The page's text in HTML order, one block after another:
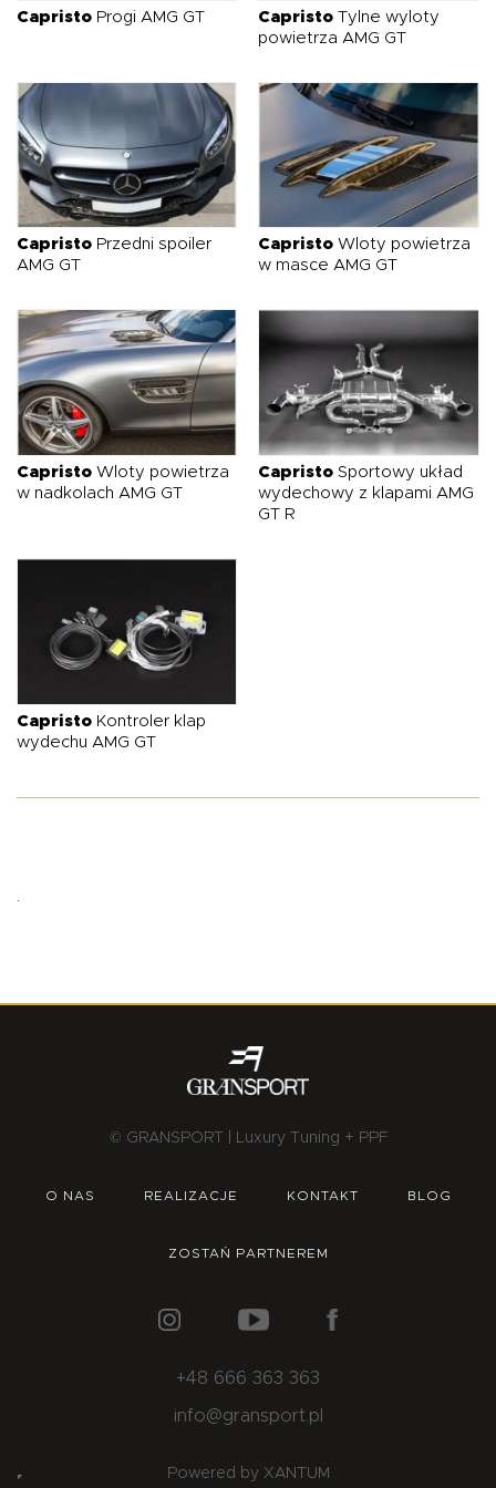
Capristo Progi AMG GT Capristo Tylne wyloty
powietrza AMG GT
Capristo Przedni spoiler
AMG GT
Capristo Wloty powietrza
w masce AMG GT
Capristo Wloty powietrza
w nadkolach AMG GT
Capristo Sportowy układ
wydechowy z klapami AMG
GT R
Capristo Kontroler klap
wydechu AMG GT
.
© GRANSPORT | Luxury Tuning + PPF
O NAS REALIZACJE KONTAKT BLOG
ZOSTAŃ PARTNEREM
+48 666 363 363
info@gransport.pl
Powered by XANTUM